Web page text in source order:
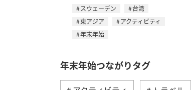
スウェーデン
台湾
東アジア
アクティビティ
年末年始
年末年始つながりタグ